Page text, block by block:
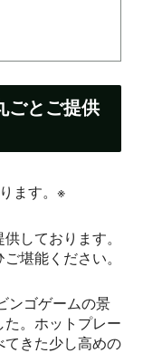
ごとご提供
ます。※
しております。
堪能ください。
ンゴゲームの景
。ホットプレー
てきた少し高めの